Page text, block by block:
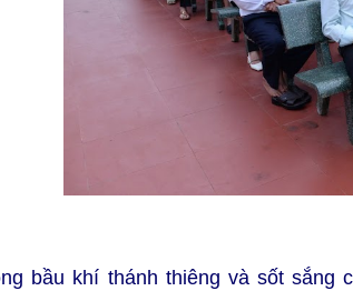
bầu khí thánh thiêng và sốt sắng